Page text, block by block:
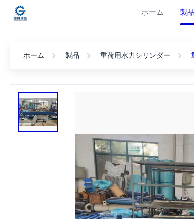
ホーム 製品
ホーム 製品 重荷用水力シリンダー